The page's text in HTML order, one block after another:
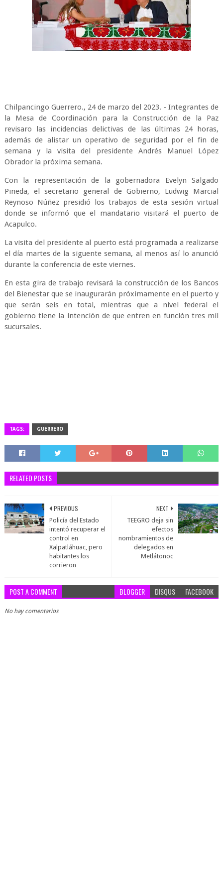
Chilpancingo Guerrero., 24 de marzo del 2023. - Integrantes de
la Mesa de Coordinación para la Construcción de la Paz
revisaro las incidencias delictivas de las últimas 24 horas,
además de alistar un operativo de seguridad por el fin de
semana y la visita del presidente Andrés Manuel López
Obrador la próxima semana.
Con la representación de la gobernadora Evelyn Salgado
Pineda, el secretario general de Gobierno, Ludwig Marcial
Reynoso Núñez presidió los trabajos de esta sesión virtual
donde se informó que el mandatario visitará el puerto de
Acapulco.
La visita del presidente al puerto está programada a realizarse
el día martes de la siguente semana, al menos así lo anunció
durante la conferencia de este viernes.
En esta gira de trabajo revisará la construcción de los Bancos
del Bienestar que se inaugurarán próximamente en el puerto y
que serán seis en total, mientras que a nivel federal el
gobierno tiene la intención de que entren en función tres mil
sucursales.
TAGS: GUERRERO
RELATED POSTS
NEXT
TEEGRO deja sin
efectos
nombramientos de
delegados en
Metlátonoc
PREVIOUS
Policía del Estado
intentó recuperar el
control en
Xalpatláhuac, pero
habitantes los
corrieron
POST A COMMENT BLOGGER DISQUS FACEBOOK
No hay comentarios